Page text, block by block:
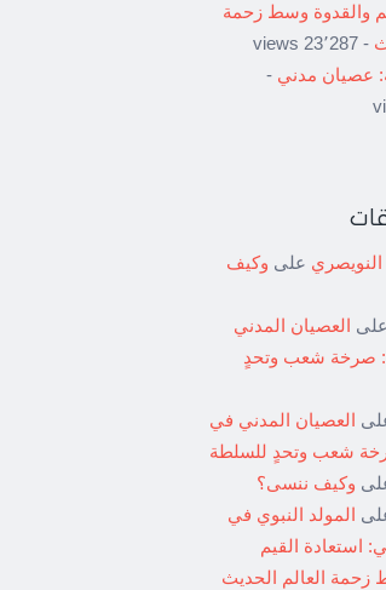
والقدوة وسط زحمة
- 23٬287 views
عصيان مدني -
على وكيف
على العصيان المدني
صرخة شعب وتحدٍ
العصيان المدني في
شعب وتحدٍ للسلطة
وكيف ننسى؟
المولد النبوي في
استعادة القيم
زحمة العالم الحديث